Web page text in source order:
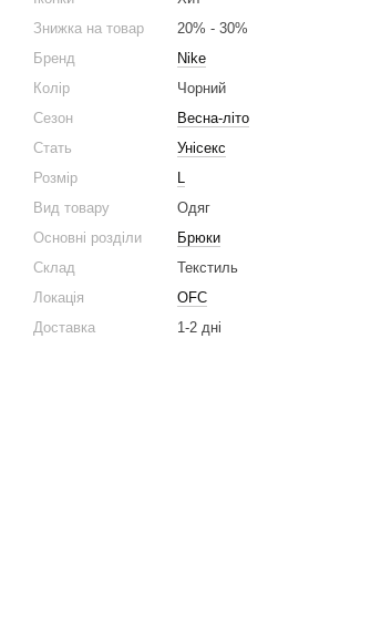
Знижка на товар
20% - 30%
Бренд
Nike
Колір
Чорний
Сезон
Весна-літо
Стать
Унісекс
Розмір
L
Вид товару
Одяг
Основні розділи
Брюки
Склад
Текстиль
Локація
OFC
Доставка
1-2 дні